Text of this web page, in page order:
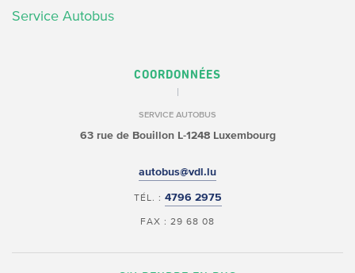
Service Autobus
COORDONNÉES
SERVICE AUTOBUS
63 rue de BouillonL-1248 Luxembourg
autobus@vdl.lu
TÉL. : 4796 2975
FAX : 29 68 08